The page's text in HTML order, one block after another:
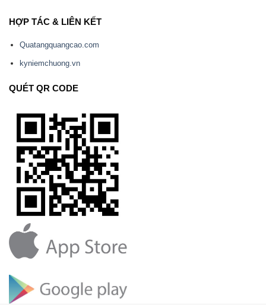
HỢP TÁC & LIÊN KẾT
Quatangquangcao.com
kyniemchuong.vn
QUÉT QR CODE